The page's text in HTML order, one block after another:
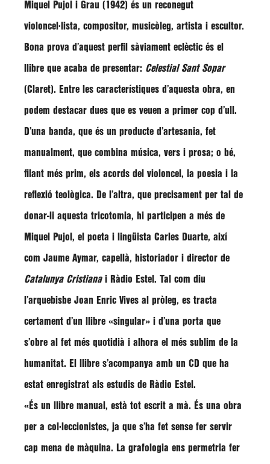
Miquel Pujol i Grau (1942) és un reconegut
violoncel·lista, compositor, musicòleg, artista i escultor.
Bona prova d’aquest perfil sàviament eclèctic és el
llibre que acaba de presentar: Celestial Sant Sopar
(Claret). Entre les característiques d’aquesta obra, en
podem destacar dues que es veuen a primer cop d’ull.
D’una banda, que és un producte d’artesania, fet
manualment, que combina música, vers i prosa; o bé,
filant més prim, els acords del violoncel, la poesia i la
reflexió teològica. De l’altra, que precisament per tal de
donar-li aquesta tricotomia, hi participen a més de
Miquel Pujol, el poeta i lingüista Carles Duarte, així
com Jaume Aymar, capellà, historiador i director de
Catalunya Cristianai Ràdio Estel. Tal com diu
l’arquebisbe Joan Enric Vives al pròleg, es tracta
certament d’un llibre «singular» i d’una porta que
s’obre al fet més quotidià i alhora el més sublim de la
humanitat. El llibre s’acompanya amb un CD que ha
estat enregistrat als estudis de Ràdio Estel.
«És un llibre manual, està tot escrit a mà. És una obra
per a col·leccionistes, ja que s’ha fet sense fer servir
cap mena de màquina. La grafologia ens permetria fer